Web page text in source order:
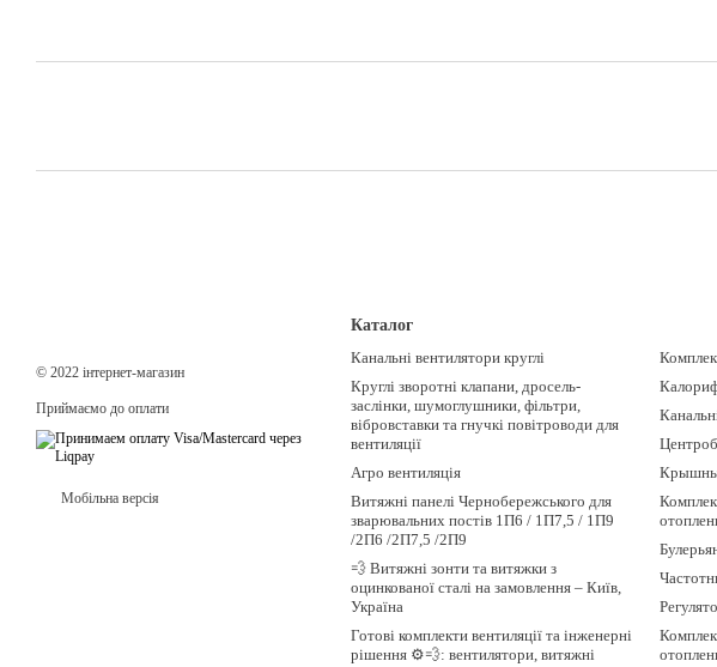
© 2022 інтернет-магазин
Приймаємо до оплати
Мобільна версія
Каталог
Канальні вентилятори круглі
Круглі зворотні клапани, дросель-
заслінки, шумоглушники, фільтри,
вібровставки та гнучкі повітроводи для
вентиляції
Агро вентиляція
Витяжні панелі Чернобережського для
зварювальних постів 1П6 / 1П7,5 / 1П9
/2П6 /2П7,5 /2П9
💨 Витяжні зонти та витяжки з
оцинкованої сталі на замовлення – Київ,
Україна
Готові комплекти вентиляції та інженерні
рішення ⚙️💨: вентилятори, витяжні